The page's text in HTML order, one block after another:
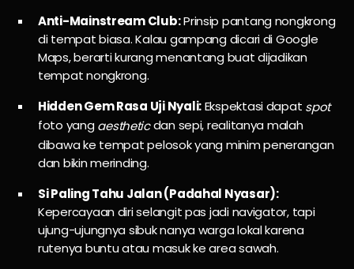
Anti-Mainstream Club:Prinsip pantang nongkrong
di tempat biasa. Kalau gampang dicari di Google
Maps, berarti kurang menantang buat dijadikan
tempat nongkrong.
Hidden Gem Rasa Uji Nyali:Ekspektasi dapat spot
foto yang aestheticdan sepi, realitanya malah
dibawa ke tempat pelosok yang minim penerangan
dan bikin merinding.
Si Paling Tahu Jalan (Padahal Nyasar):
Kepercayaan diri selangit pas jadi navigator, tapi
ujung-ujungnya sibuk nanya warga lokal karena
rutenya buntu atau masuk ke area sawah.